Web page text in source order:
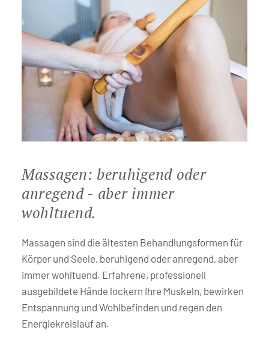
Massagen: beruhigend oder
anregend - aber immer
wohltuend.
Massagen sind die ältesten Behandlungsformen für
Körper und Seele, beruhigend oder anregend, aber
immer wohltuend. Erfahrene, professionell
ausgebildete Hände lockern Ihre Muskeln, bewirken
Entspannung und Wohlbefinden und regen den
Energiekreislauf an.